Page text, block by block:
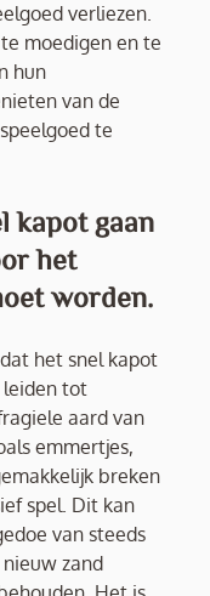
verliezen.
moedigen en te
hun
van de
te
kapot gaan
het
worden.
het snel kapot
leiden tot
aard van
emmertjes,
breken
spel. Dit kan
van steeds
zand